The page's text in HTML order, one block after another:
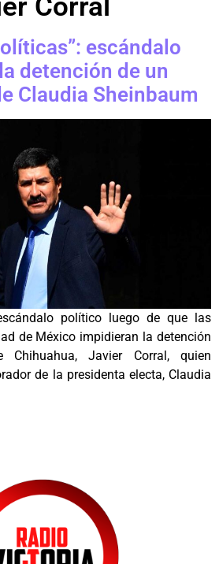
escándalo
detención de un
Claudia Sheinbaum
político luego de que las
de México impidieran la detención
Chihuahua, Javier Corral, quien
de la presidenta electa, Claudia